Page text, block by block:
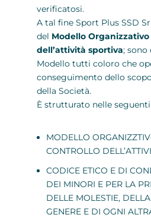
verificatosi.
A tal fine Sport Plus SSD
del Modello
dell’attività sportiva; sono
Modello tutti coloro che
conseguimento dello
della Società.
È strutturato nelle
MODELLO
CONTROLLO
CODICE ETICO E DI
DEI MINORI E PER LA
DELLE MOLESTIE,
GENERE E DI OGNI